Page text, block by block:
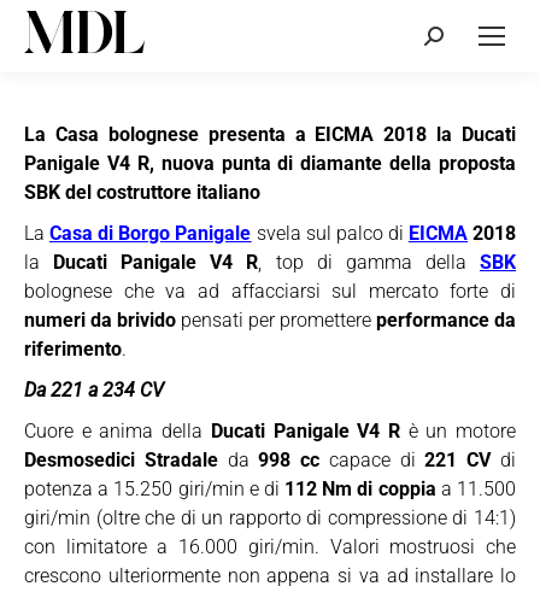
Cerca:
La Casa bolognese presenta a EICMA 2018 la Ducati
Panigale V4 R, nuova punta di diamante della proposta
SBK del costruttore italiano
LaCasa di Borgo Panigale svela sul palco di EICMA 2018
la Ducati Panigale V4 R, top di gamma dellaSBK
bolognese che va ad affacciarsi sul mercato forte di
numeri da brivido pensati per promettere performance da
riferimento.
Da 221 a 234 CV
Cuore e anima della Ducati Panigale V4 Rè un motore
Desmosedici Stradaleda998 cc capace di221 CVdi
potenza a 15.250 giri/min e di 112 Nm di coppia a 11.500
giri/min (oltre che di un rapporto di compressione di 14:1)
con limitatore a 16.000 giri/min. Valori mostruosi che
crescono ulteriormente non appena si va ad installare lo